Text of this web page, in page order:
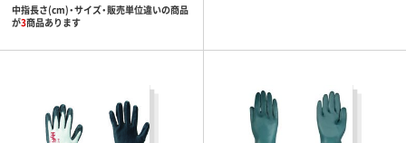
中指長さ(cm)・サイズ・販売単位違いの商品
が3商品あります